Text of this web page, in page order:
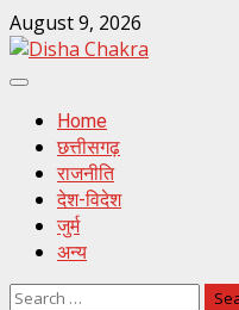
Skip
to
content
August 9, 2026
Primary
MenuHome
छत्तीसगढ़
राजनीति
देश-विदेश
जुर्म
अन्य
Search